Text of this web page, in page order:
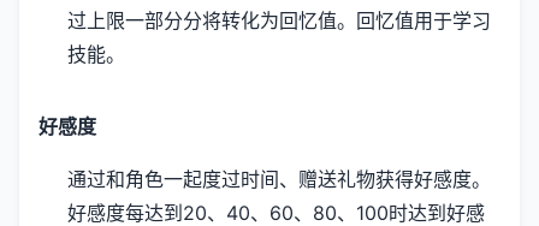
过上限一部分分将转化为回忆值。 回忆值用于学习
技能。
好感度
通过和角色一起度过时间、赠送礼物获得好感度。
好感度每达到20、40、60、80、100时达到好感